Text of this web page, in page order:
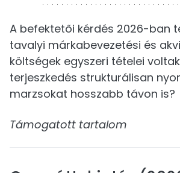
A befektetői kérdés 2026-ban
tavalyi márkabevezetési és
költségek egyszeri tételei
terjeszkedés strukturálisan
marzsokat hosszabb távon is?
Támogatott tartalom